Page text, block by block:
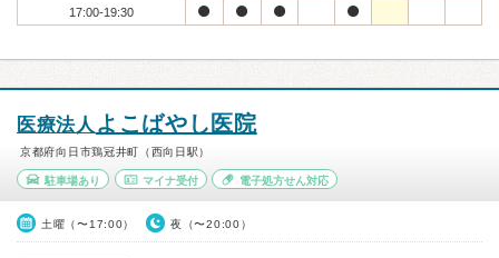
17:00-19:30
医療法人 よこばやし医院
京都府向日市鶏冠井町（西向日駅）
駐車場あり マイナ受付 電子処方せん対応
土曜（〜17:00） 夜（〜20:00）